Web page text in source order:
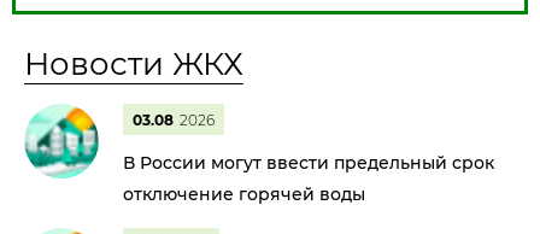
Новости ЖКХ
03.08 2026
В России могут ввести предельный срок
отключение горячей воды